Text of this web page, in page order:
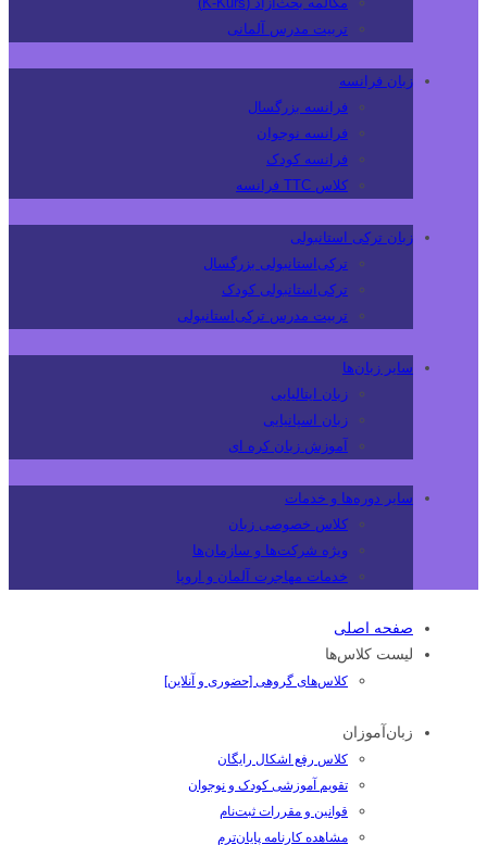
تربیت مدرس آلمانی
زبان فرانسه
فرانسه بزرگسال
فرانسه نوجوان
فرانسه کودک
کلاس TTC فرانسه
زبان ترکی استانبولی
ترکی‌استانبولی بزرگسال
ترکی‌استانبولی کودک
تربیت مدرس ترکی‌استانبولی
سایر زبان‌ها
زبان ایتالیایی
زبان اسپانیایی
آموزش زبان کره ای
سایر دوره‌ها و خدمات
کلاس خصوصی زبان
ویژه شرکت‌ها و سازمان‌ها
خدمات مهاجرت آلمان و اروپا
صفحه اصلی
لیست کلاس‌ها
کلاس‌های گروهی [حضوری و آنلاین]
زبان‌آموزان
کلاس رفع اشکال رایگان
تقویم آموزشی کودک و نوجوان
قوانین و مقررات ثبت‌نام
مشاهده کارنامه پایان‌ترم